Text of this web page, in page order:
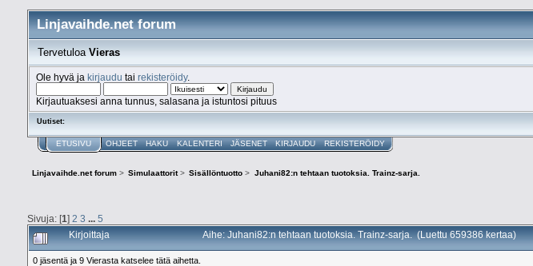
Linjavaihde.net forum
TervetuloaVieras
Ole hyvä ja kirjaudu tai rekisteröidy.
Kirjautuaksesi anna tunnus, salasana ja istuntosi pituus
Uutiset:
ETUSIVU OHJEET HAKU KALENTERI JÄSENET KIRJAUDU REKISTERÖIDY
Linjavaihde.net forum > Simulaattorit> Sisällöntuotto > Juhani82:n tehtaan tuotoksia. Trainz-sarja.
Sivuja: [1] 2 3 ... 5
Kirjoittaja Aihe: Juhani82:n tehtaan tuotoksia. Trainz-sarja. (Luettu 659386 kertaa)
0 jäsentä ja 9 Vierasta katselee tätä aihetta.